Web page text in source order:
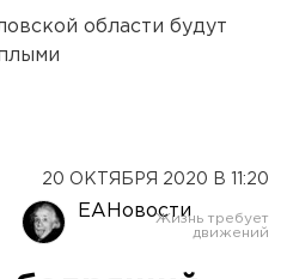
области будут
20 ОКТЯБРЯ 2020 В 11:20
ЕАНовости